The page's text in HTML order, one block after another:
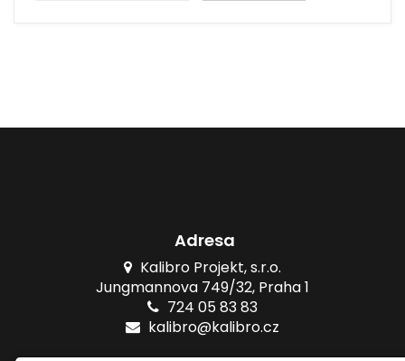
Adresa
Kalibro Projekt, s.r.o.
Jungmannova 749/32, Praha 1
724 05 83 83
kalibro@kalibro.cz